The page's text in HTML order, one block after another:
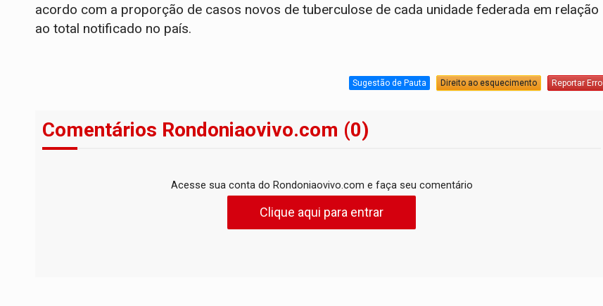
acordo com a proporção de casos novos de tuberculose de cada unidade federada em relação
ao total notificado no país.
Sugestão de Pauta Direito ao esquecimento Reportar Erro
Comentários Rondoniaovivo.com (0)
Acesse sua conta do Rondoniaovivo.com e faça seu comentário
Clique aqui para entrar